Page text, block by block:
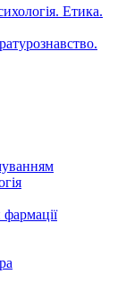
Етика.